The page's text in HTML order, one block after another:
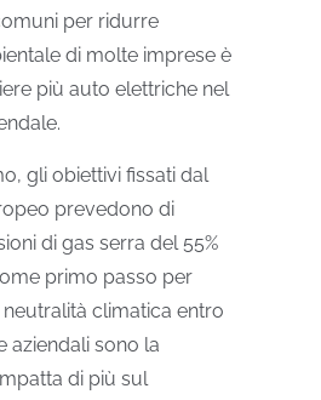
per ridurre
di molte imprese è
più auto elettriche nel
gli obiettivi fissati dal
prevedono di
di gas serra del 55%
primo passo per
climatica entro
aziendali sono la
di più sul